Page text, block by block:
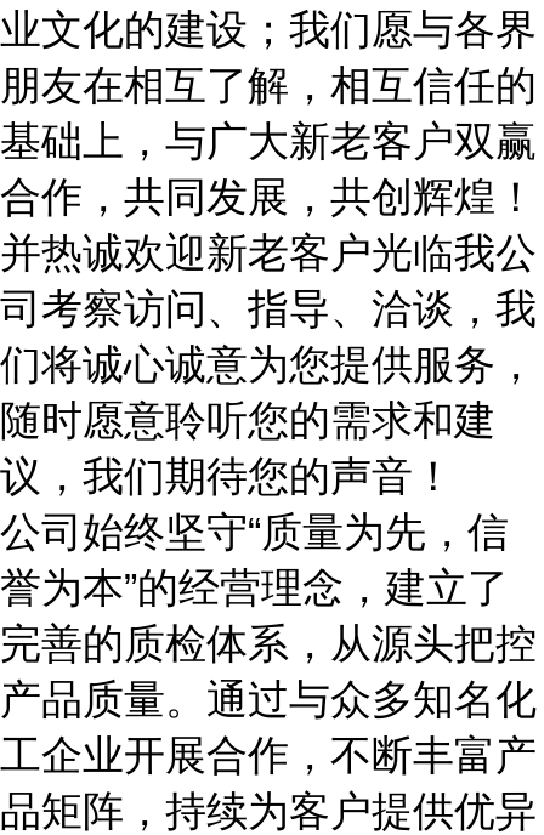
业文化的建设；我们愿与各界
朋友在相互了解，相互信任的
基础上，与广大新老客户双赢
合作，共同发展，共创辉煌！
并热诚欢迎新老客户光临我公
司考察访问、指导、洽谈，我
们将诚心诚意为您提供服务，
随时愿意聆听您的需求和建
议，我们期待您的声音！
公司始终坚守“质量为先，信
誉为本”的经营理念，建立了
完善的质检体系，从源头把控
产品质量。通过与众多知名化
工企业开展合作，不断丰富产
品矩阵，持续为客户提供优异